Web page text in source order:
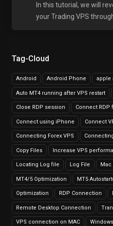
Tag-Cloud
Android Android Phone apple
Auto MT4 running after VPS restart
Close RDP session Connect RDP
Connect using iPhone Connect
Connecting Forex VPS
Copy Files Increase VPS
Locating Log file Log File Mac
MT4/5 Optimization MT5
Optimization RDP Connection
Remote Desktop Connection
VPS connection on MAC
In this tutorial, we will
your Trading VPS